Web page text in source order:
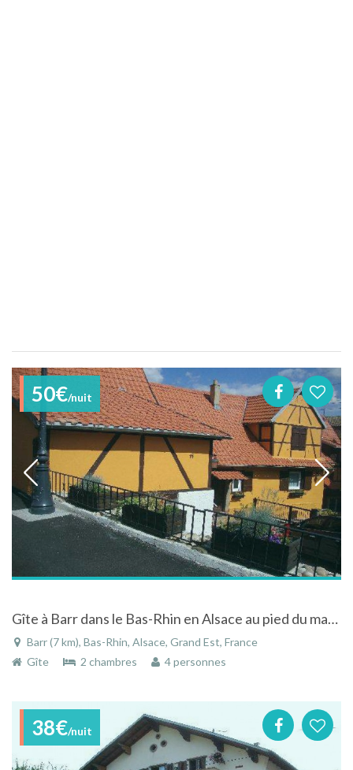
50€/nuit
Gîte à Barr dans le Bas-Rhin en Alsace au pied du massif des Vosges
Barr (7 km), Bas-Rhin, Alsace, Grand Est, France
Gîte
2 chambres 4 personnes
38€/nuit